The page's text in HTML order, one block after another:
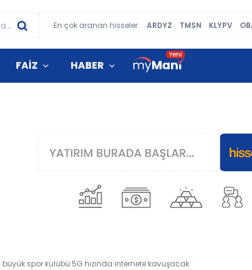
En çok aranan hisseler: ARDYZ TMSN KLYPV
FAİZ HABER
spor kulübü 5G hızında internete kavuşacak